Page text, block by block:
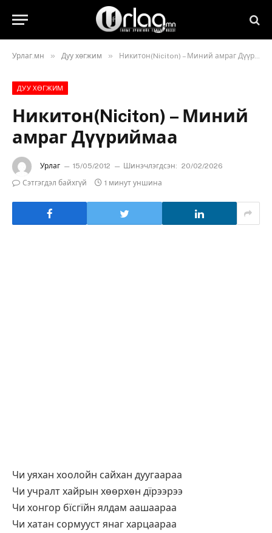
Урлаг.мн » Дуу хөгжим » Никитон(Niciton) – Миний амраг Дүүриймаа
ДУУ ХӨГЖИМ
Никитон(Niciton) – Миний
амраг Дүүриймаа
Урлаг 15/05/2012 Шинэчлэгдсэн: 20/02/2026
Сэтгэгдэл байхгүй
1 минут уншина
Чи уяхан хоолойн сайхан дуугаараа
Чи учралт хайрын хөөрхөн дїрээрээ
Чи хонгор бїсгїйн ялдам аашаараа
Чи хатан сормууст янаг харцаараа